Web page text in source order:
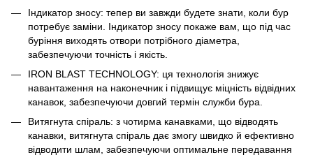
Індикатор зносу: тепер ви завжди будете знати, коли бур
потребує заміни. Індикатор зносу покаже вам, що під час
буріння виходять отвори потрібного діаметра,
забезпечуючи точність і якість.
IRON BLAST TECHNOLOGY: ця технологія знижує
навантаження на наконечник і підвищує міцність відвідних
канавок, забезпечуючи довгий термін служби бура.
Витягнута спіраль: з чотирма канавками, що відводять
канавки, витягнута спіраль дає змогу швидко й ефективно
відводити шлам, забезпечуючи оптимальне передавання